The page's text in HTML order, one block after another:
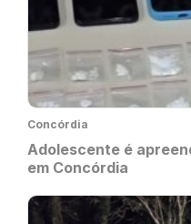
Concórdia
Adolescente é
em Concórdia